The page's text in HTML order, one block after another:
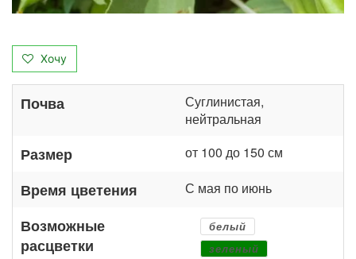
Хочу
Почва
Суглинистая,
нейтральная
Размер от 100 до 150 см
Время цветения С мая по июнь
Возможные
расцветки
белый
зеленый